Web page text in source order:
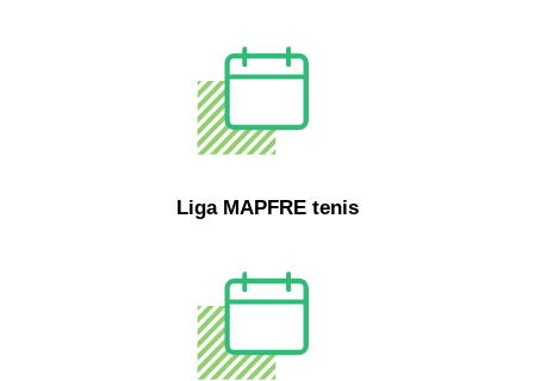
Liga MAPFRE tenis